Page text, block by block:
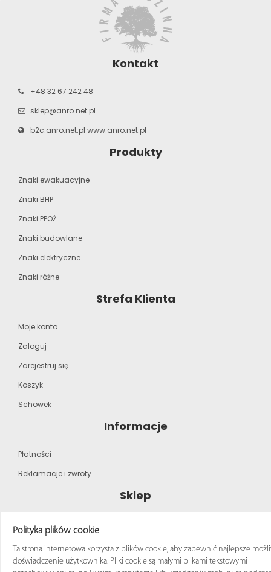
Kontakt
+48 32 67 242 48
sklep@anro.net.pl
b2c.anro.net.pl www.anro.net.pl
Produkty
Znaki ewakuacyjne
Znaki BHP
Znaki PPOŻ
Znaki budowlane
Znaki elektryczne
Znaki różne
Strefa Klienta
Moje konto
Zaloguj
Zarejestruj się
Koszyk
Schowek
Informacje
Płatności
Reklamacje i zwroty
Sklep
Strona główna
Katalog produktów
Regulamin zakupów
Polityka plików cookie
Ta strona internetowa korzysta z plików cookie, aby zapewnić najlepsze
doświadczenie użytkownika. Pliki cookie są małymi plikami tekstowymi